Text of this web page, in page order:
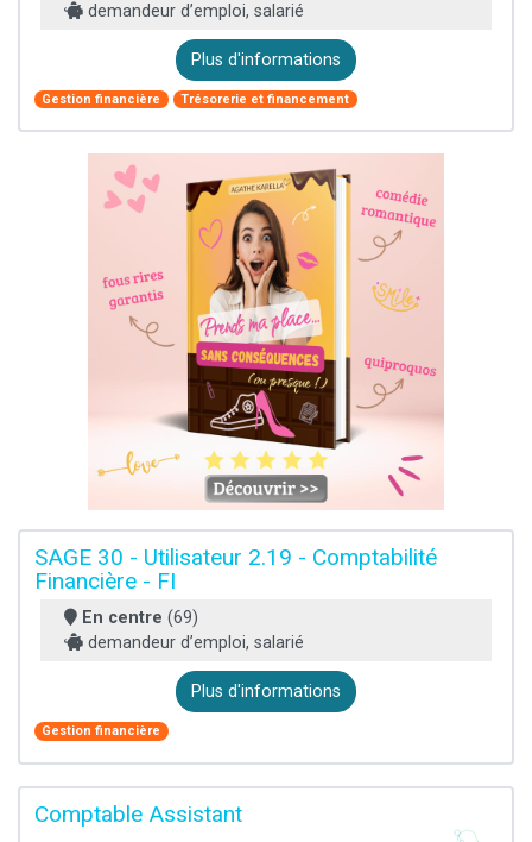
demandeur d’emploi, salarié
Plus d'informations
Gestion financière Trésorerie et financement
SAGE 30 - Utilisateur 2.19 - Comptabilité
Financière - FI
En centre (69)
demandeur d’emploi, salarié
Plus d'informations
Gestion financière
Comptable Assistant